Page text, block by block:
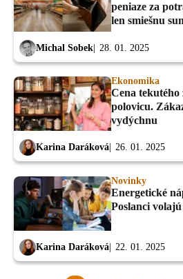
peniaze za
len smiešnu
Michal Sobek 28. 01. 2025
Ekonomika
Cena tekutého
polovicu.
vydýchnu
Karina Daráková 26. 01. 2025
Novinky
Energetické
Poslanci
Karina Daráková 22. 01. 2025